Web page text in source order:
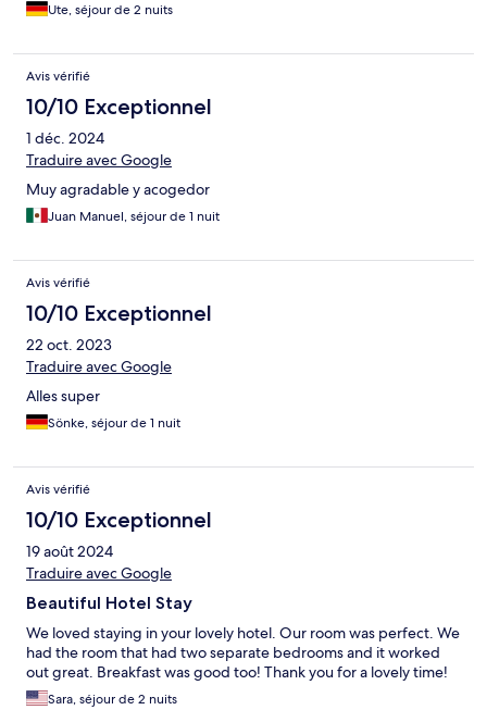
Ute, séjour de 2 nuits
Avis vérifié
10/10 Exceptionnel
1 déc. 2024
Traduire avec Google
Muy agradable y acogedor
Juan Manuel, séjour de 1 nuit
Avis vérifié
10/10 Exceptionnel
22 oct. 2023
Traduire avec Google
Alles super
Sönke, séjour de 1 nuit
Avis vérifié
10/10 Exceptionnel
19 août 2024
Traduire avec Google
Beautiful Hotel Stay
We loved staying in your lovely hotel. Our room was perfect. We
had the room that had two separate bedrooms and it worked
out great. Breakfast was good too! Thank you for a lovely time!
Sara, séjour de 2 nuits